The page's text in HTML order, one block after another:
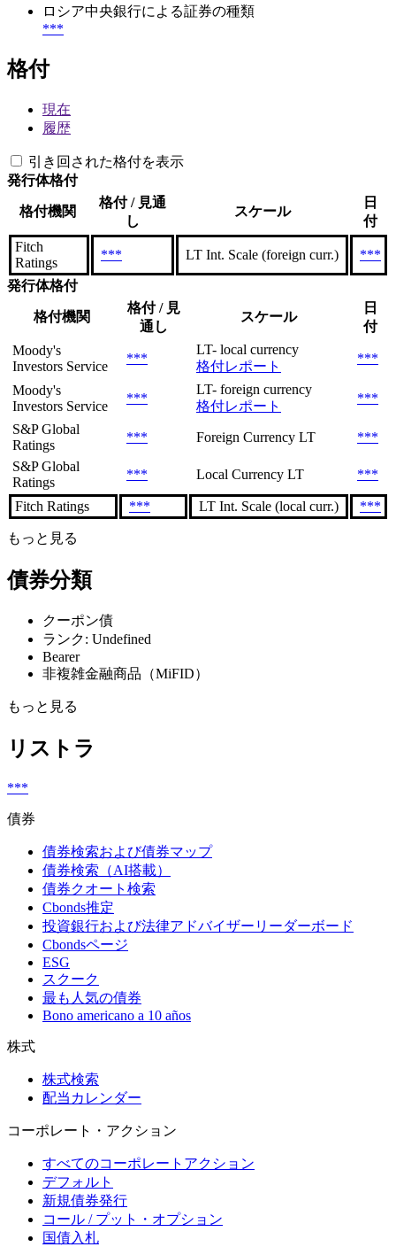
ロシア中央銀行による証券の種類
***
格付
現在
履歴
引き回された格付を表示
発行体格付
格付機関
格付 / 見通
し
スケール
日
付
Fitch
Ratings
*** LT Int. Scale (foreign curr.) ***
発行体格付
格付機関
格付 / 見
通し
スケール
日
付
Moody's
Investors Service
***
LT- local currency
格付レポート
***
Moody's
Investors Service
***
LT- foreign currency
格付レポート
***
S&P Global
Ratings
*** Foreign Currency LT
***
S&P Global
Ratings
*** Local Currency LT ***
Fitch Ratings *** LT Int. Scale (local curr.) ***
もっと見る
債券分類
クーポン債
ランク: Undefined
Bearer
非複雑金融商品（MiFID）
もっと見る
リストラ
***
債券
債券検索および債券マップ
債券検索（AI搭載）
債券クオート検索
Cbonds推定
投資銀行および法律アドバイザーリーダーボード
Cbondsページ
ESG
スクーク
最も人気の債券
Bono americano a 10 años
株式
株式検索
配当カレンダー
コーポレート・アクション
すべてのコーポレートアクション
デフォルト
新規債券発行
コール / プット・オプション
国債入札